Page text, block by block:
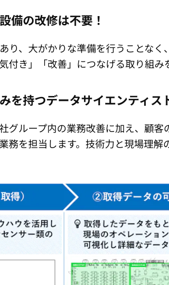
備の改修は不要！
り、大がかりな準備を行うことなく
付き」「改善」につなげる取り組
を持つデータサイエンティス
グループ内の業務改善に加え、顧
務を担当します。技術力と現場理解